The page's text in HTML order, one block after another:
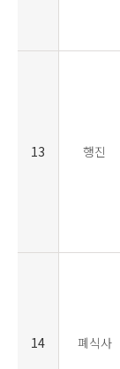
13 행진
14 폐식사